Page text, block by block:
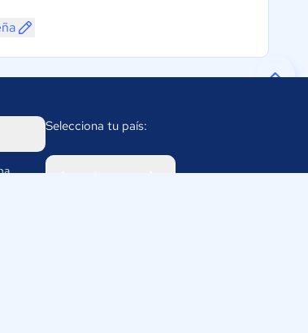
Selecciona tu país: